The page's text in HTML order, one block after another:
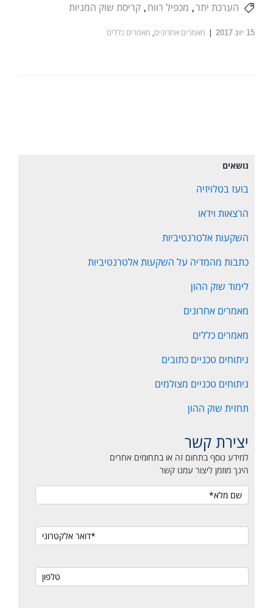
הערכת יתר מכפיל רווח קריסת שוק המניות
15 יונ 2017 מאמרים אחרונים, מאמרים כללים
נושאים
בועז בטלויזיה
הרצאות וידאו
השקעות אלטרנטיביות
כתבות מהמדיה על השקעות אלטרנטיביות
לימוד שוק ההון
מאמרים אחרונים
מאמרים כללים
ניתוחים טכניים כתובים
ניתוחים טכניים מצולמים
תחזית שוק ההון
יצירת קשר
למידע נוסף בתחום זה או בתחומים אחרים
הינך מוזמן ליצור עמנו קשר